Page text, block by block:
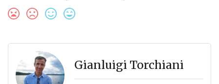
Gianluigi Torchiani